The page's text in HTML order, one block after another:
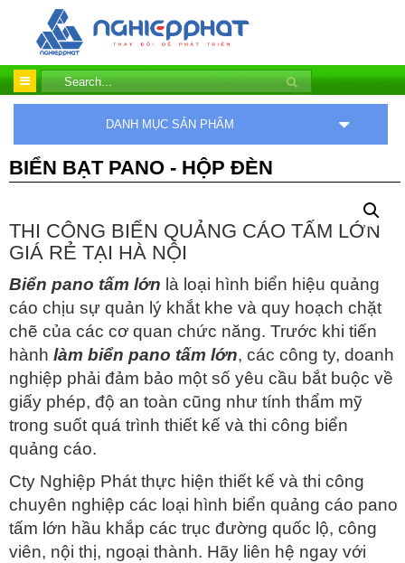
DANH MỤC SẢN PHẨM
BIỂN BẠT PANO - HỘP ĐÈN
THI CÔNG BIỂN QUẢNG CÁO TẤM LỚN
GIÁ RẺ TẠI HÀ NỘI
Biển pano tấm lớn là loại hình biển hiệu quảng
cáo chịu sự quản lý khắt khe và quy hoạch chặt
chẽ của các cơ quan chức năng. Trước khi tiến
hành làm biển pano tấm lớn, các công ty, doanh
nghiệp phải đảm bảo một số yêu cầu bắt buộc về
giấy phép, độ an toàn cũng như tính thẩm mỹ
trong suốt quá trình thiết kế và thi công biển
quảng cáo.
Cty Nghiệp Phát thực hiện thiết kế và thi công
chuyên nghiệp các loại hình biển quảng cáo pano
tấm lớn hầu khắp các trục đường quốc lộ, công
viên, nội thị, ngoại thành. Hãy liên hệ ngay với